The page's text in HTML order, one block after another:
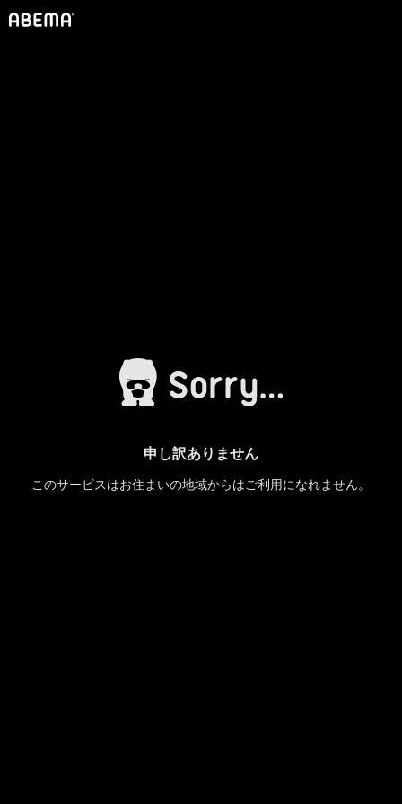
申し訳ありません
このサービスはお住まいの地域からはご利用になれません。